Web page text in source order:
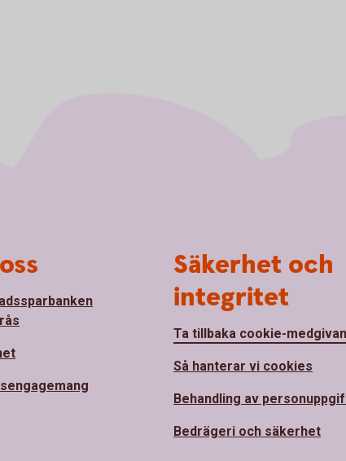
Säkerhet och
integritet
Ta tillbaka cookie-
Så hanterar vi cookies
Behandling av
Bedrägeri och säkerhet